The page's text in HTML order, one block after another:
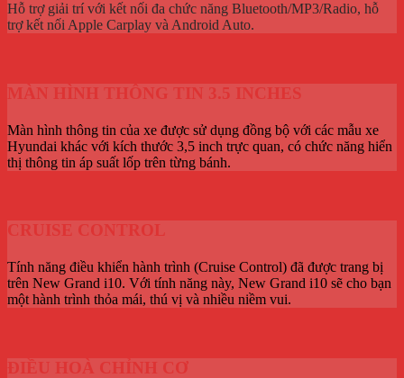
Hỗ trợ giải trí với kết nối đa chức năng Bluetooth/MP3/Radio, hỗ
trợ kết nối Apple Carplay và Android Auto.
MÀN HÌNH THÔNG TIN 3.5 INCHES
Màn hình thông tin của xe được sử dụng đồng bộ với các mẫu xe
Hyundai khác với kích thước 3,5 inch trực quan, có chức năng hiển
thị thông tin áp suất lốp trên từng bánh.
CRUISE CONTROL
Tính năng điều khiển hành trình (Cruise Control) đã được trang bị
trên New Grand i10. Với tính năng này, New Grand i10 sẽ cho bạn
một hành trình thỏa mái, thú vị và nhiều niềm vui.
ĐIỀU HOÀ CHỈNH CƠ